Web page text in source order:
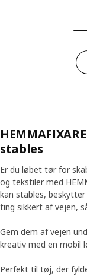
stables
Er du løbet tør for
og tekstiler med
kan stables,
ting sikkert af vejen,
Gem dem af vejen
kreativ med en mobil
Perfekt til tøj, der